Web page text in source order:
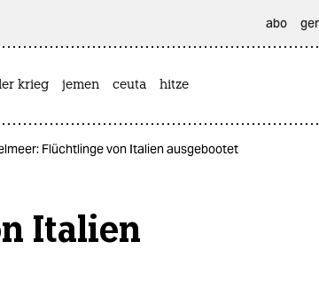
abo
krieg jemen ceuta hitze
Flüchtlinge von Italien ausgebootet
Italien